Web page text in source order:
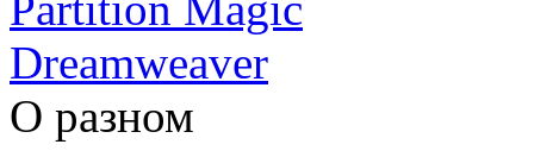
Dreamweaver
О разном